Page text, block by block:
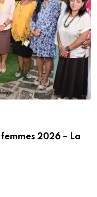
2026 – La